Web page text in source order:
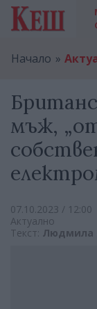
Начало
мъж,
07.10.2023 / 12:00
Актуално
Текст: Людмила